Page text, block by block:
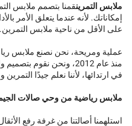
ملابس التمرينقمنا بتصمم ملابس
إمكاناتك. لأنه عندما يتعلق الأمر
على الأقل من ناحية ملابس التمرين.
عملية ومريحة، نحن نصنع ملابس
منذ عام 2012، ونحن نقوم
في ارتدائها، لأننا نعلم جيدًا
ملابس رياضية من وحي صالات
استلهمنا أصالتنا من غرفة رفع